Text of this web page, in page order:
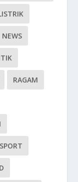
NEWS
RAGAM
SPORT